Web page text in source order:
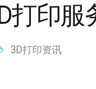
打印服
3D打印资讯